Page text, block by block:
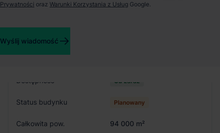
Budynek hala A
Dostępność Od zaraz
Status budynku Planowany
Całkowita pow. 94 000 m²
Prywatności oraz Warunki Korzystania z Usług Google.
Wyślij wiadomość